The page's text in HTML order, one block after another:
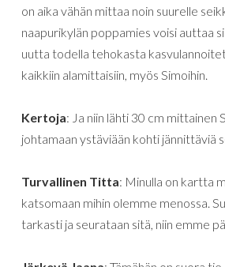
on aika vähän mittaa noin suurelle
naapurikylän poppamies voisi auttaa
uutta todella tehokasta
kaikkiin alamittaisiin, myös Simoihin.
Kertoja: Ja niin lähti 30 cm mittainen
johtamaan ystäviään kohti jännittäviä
Turvallinen Titta: Minulla on kartta
katsomaan mihin olemme menossa.
tarkasti ja seurataan sitä, niin emme